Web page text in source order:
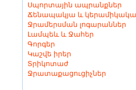
Սպորտային ապրանքներ
Ճենապակյա և
Ջրամերսման լոգարաններ
Լամպեև և Ջահեր
Գորգեր
Կաշվե իրեր
Տրիկոտաժ
Ջրատաքացուցիչներ